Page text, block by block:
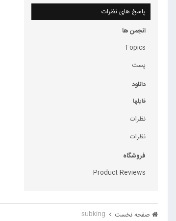
پاسخ های نظرات
انجمن ها
Topics
پست
دانلود
فایلها
نظرات
نظرات
فروشگاه
Product Reviews
صفحه نخست subking